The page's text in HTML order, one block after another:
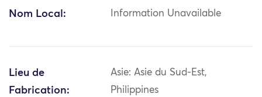
Nom Local: Information Unavailable
Lieu de
Fabrication:
Asie: Asie du Sud-Est,
Philippines